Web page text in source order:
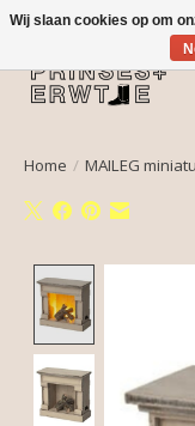
Home / MAILEG
Wij slaan cookies op om